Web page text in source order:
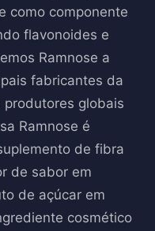
como componente
flavonoides e
Ramnose a
fabricantes da
produtores globais
Ramnose é
de fibra
de sabor em
de açúcar em
cosmético